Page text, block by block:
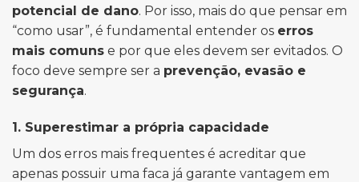
potencial de dano. Por isso, mais do que pensar em
“como usar”, é fundamental entender os erros
mais comuns e por que eles devem ser evitados. O
foco deve sempre ser a prevenção, evasão e
segurança.
1. Superestimar a própria capacidade
Um dos erros mais frequentes é acreditar que
apenas possuir uma faca já garante vantagem em